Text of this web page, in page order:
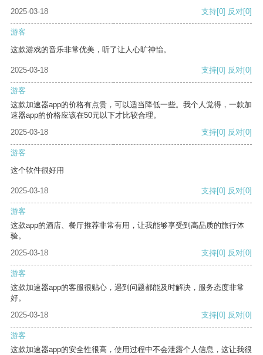
2025-03-18 支持[0] 反对[0]
游客
这款游戏的音乐非常优美，听了让人心旷神怡。
2025-03-18 支持[0] 反对[0]
游客
这款加速器app的价格有点贵，可以适当降低一些。我个人觉得，一款加
速器app的价格应该在50元以下才比较合理。
2025-03-18
支持[0] 反对[0]
游客
这个软件很好用
2025-03-18 支持[0] 反对[0]
游客
这款app的酒店、餐厅推荐非常有用，让我能够享受到高品质的旅行体
验。
2025-03-18
支持[0] 反对[0]
游客
这款加速器app的客服很贴心，遇到问题都能及时解决，服务态度非常
好。
2025-03-18
支持[0] 反对[0]
游客
这款加速器app的安全性很高，使用过程中不会泄露个人信息，这让我很